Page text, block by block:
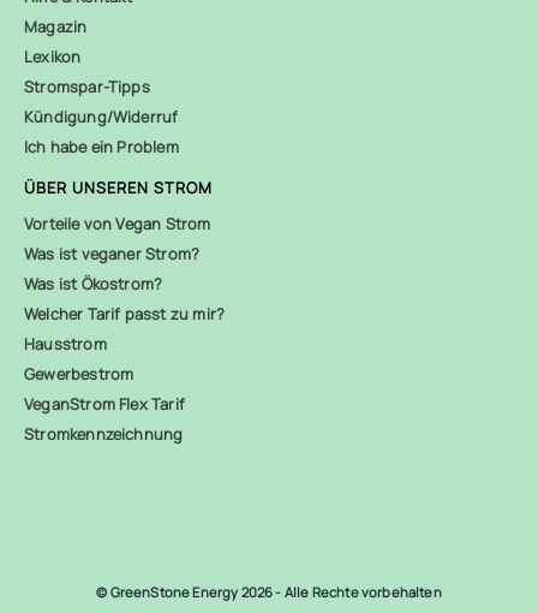
Magazin
Lexikon
Stromspar-Tipps
Kündigung/Widerruf
Ich habe ein Problem
ÜBER UNSEREN STROM
Vorteile von Vegan Strom
Was ist veganer Strom?
Was ist Ökostrom?
Welcher Tarif passt zu mir?
Hausstrom
Gewerbestrom
VeganStrom Flex Tarif
Stromkennzeichnung
© GreenStone Energy 2026 - Alle Rechte vorbehalten